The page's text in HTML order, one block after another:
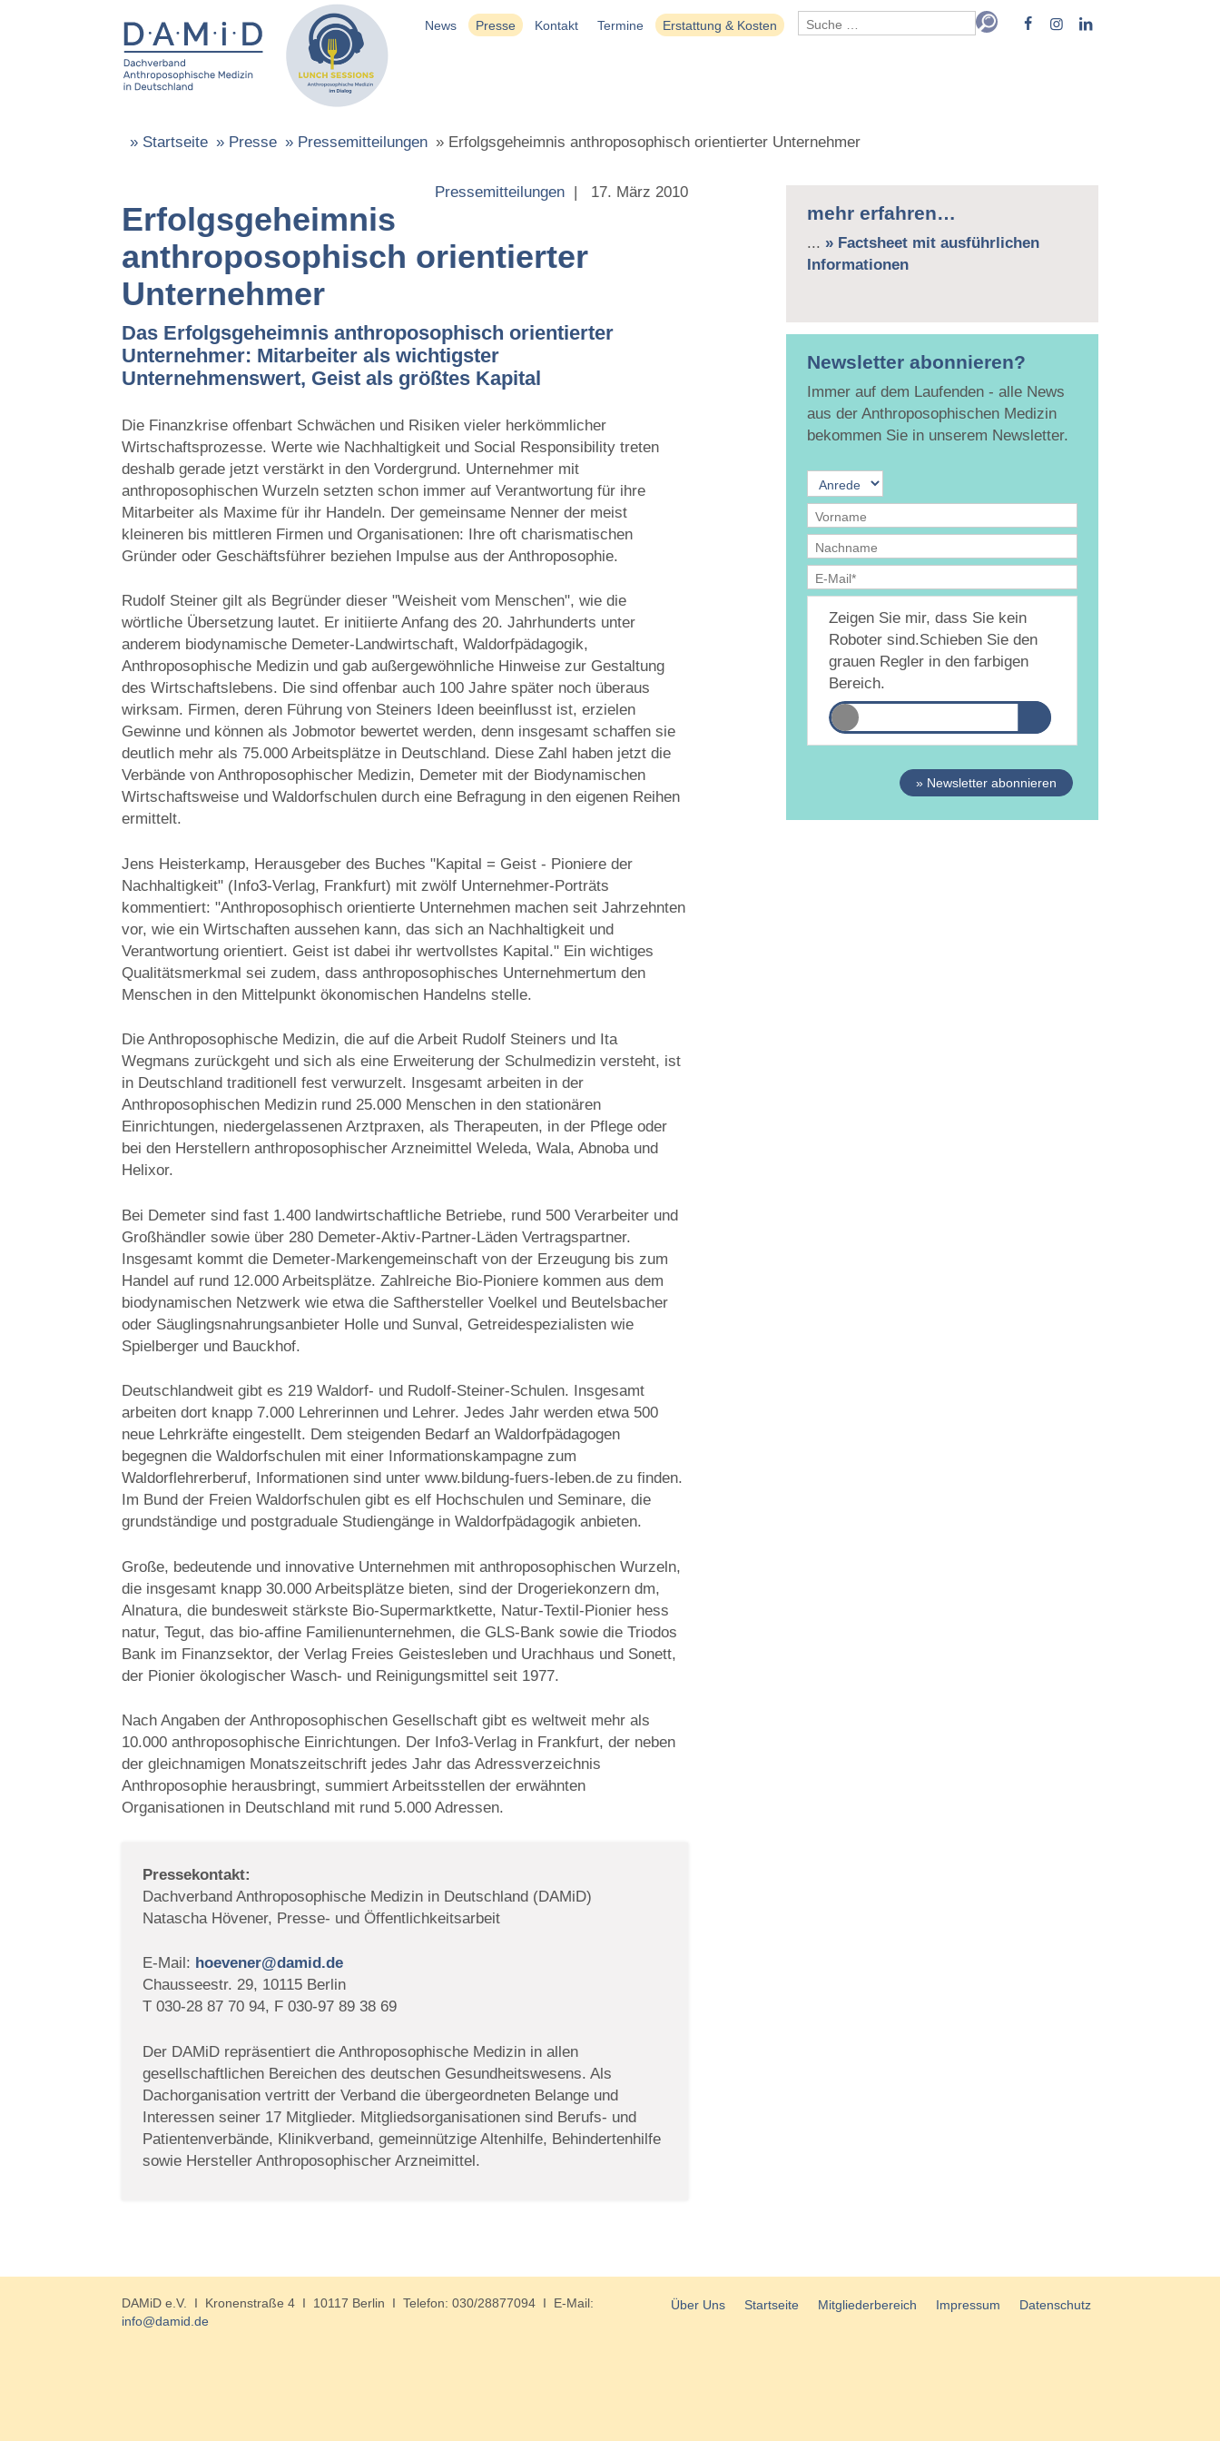
News Presse Kontakt Termine Erstattung & Kosten
» Startseite » Presse » Pressemitteilungen » Erfolgsgeheimnis anthroposophisch orientierter Unternehmer
Pressemitteilungen | 17. März 2010
Erfolgsgeheimnis
anthroposophisch orientierter
Unternehmer
Das Erfolgsgeheimnis anthroposophisch orientierter
Unternehmer: Mitarbeiter als wichtigster
Unternehmenswert, Geist als größtes Kapital
Die Finanzkrise offenbart Schwächen und Risiken vieler herkömmlicher
Wirtschaftsprozesse. Werte wie Nachhaltigkeit und Social Responsibility treten
deshalb gerade jetzt verstärkt in den Vordergrund. Unternehmer mit
anthroposophischen Wurzeln setzten schon immer auf Verantwortung für ihre
Mitarbeiter als Maxime für ihr Handeln. Der gemeinsame Nenner der meist
kleineren bis mittleren Firmen und Organisationen: Ihre oft charismatischen
Gründer oder Geschäftsführer beziehen Impulse aus der Anthroposophie.
Rudolf Steiner gilt als Begründer dieser "Weisheit vom Menschen", wie die
wörtliche Übersetzung lautet. Er initiierte Anfang des 20. Jahrhunderts unter
anderem biodynamische Demeter-Landwirtschaft, Waldorfpädagogik,
Anthroposophische Medizin und gab außergewöhnliche Hinweise zur Gestaltung
des Wirtschaftslebens. Die sind offenbar auch 100 Jahre später noch überaus
wirksam. Firmen, deren Führung von Steiners Ideen beeinflusst ist, erzielen
Gewinne und können als Jobmotor bewertet werden, denn insgesamt schaffen sie
deutlich mehr als 75.000 Arbeitsplätze in Deutschland. Diese Zahl haben jetzt die
Verbände von Anthroposophischer Medizin, Demeter mit der Biodynamischen
Wirtschaftsweise und Waldorfschulen durch eine Befragung in den eigenen Reihen
ermittelt.
Jens Heisterkamp, Herausgeber des Buches "Kapital = Geist - Pioniere der
Nachhaltigkeit" (Info3-Verlag, Frankfurt) mit zwölf Unternehmer-Porträts
kommentiert: "Anthroposophisch orientierte Unternehmen machen seit Jahrzehnten
vor, wie ein Wirtschaften aussehen kann, das sich an Nachhaltigkeit und
Verantwortung orientiert. Geist ist dabei ihr wertvollstes Kapital." Ein wichtiges
Qualitätsmerkmal sei zudem, dass anthroposophisches Unternehmertum den
Menschen in den Mittelpunkt ökonomischen Handelns stelle.
Die Anthroposophische Medizin, die auf die Arbeit Rudolf Steiners und Ita
Wegmans zurückgeht und sich als eine Erweiterung der Schulmedizin versteht, ist
in Deutschland traditionell fest verwurzelt. Insgesamt arbeiten in der
Anthroposophischen Medizin rund 25.000 Menschen in den stationären
Einrichtungen, niedergelassenen Arztpraxen, als Therapeuten, in der Pflege oder
bei den Herstellern anthroposophischer Arzneimittel Weleda, Wala, Abnoba und
Helixor.
Bei Demeter sind fast 1.400 landwirtschaftliche Betriebe, rund 500 Verarbeiter und
Großhändler sowie über 280 Demeter-Aktiv-Partner-Läden Vertragspartner.
Insgesamt kommt die Demeter-Markengemeinschaft von der Erzeugung bis zum
Handel auf rund 12.000 Arbeitsplätze. Zahlreiche Bio-Pioniere kommen aus dem
biodynamischen Netzwerk wie etwa die Safthersteller Voelkel und Beutelsbacher
oder Säuglingsnahrungsanbieter Holle und Sunval, Getreidespezialisten wie
Spielberger und Bauckhof.
Deutschlandweit gibt es 219 Waldorf- und Rudolf-Steiner-Schulen. Insgesamt
arbeiten dort knapp 7.000 Lehrerinnen und Lehrer. Jedes Jahr werden etwa 500
neue Lehrkräfte eingestellt. Dem steigenden Bedarf an Waldorfpädagogen
begegnen die Waldorfschulen mit einer Informationskampagne zum
Waldorflehrerberuf, Informationen sind unter www.bildung-fuers-leben.de zu finden.
Im Bund der Freien Waldorfschulen gibt es elf Hochschulen und Seminare, die
grundständige und postgraduale Studiengänge in Waldorfpädagogik anbieten.
Große, bedeutende und innovative Unternehmen mit anthroposophischen Wurzeln,
die insgesamt knapp 30.000 Arbeitsplätze bieten, sind der Drogeriekonzern dm,
Alnatura, die bundesweit stärkste Bio-Supermarktkette, Natur-Textil-Pionier hess
natur, Tegut, das bio-affine Familienunternehmen, die GLS-Bank sowie die Triodos
Bank im Finanzsektor, der Verlag Freies Geistesleben und Urachhaus und Sonett,
der Pionier ökologischer Wasch- und Reinigungsmittel seit 1977.
Nach Angaben der Anthroposophischen Gesellschaft gibt es weltweit mehr als
10.000 anthroposophische Einrichtungen. Der Info3-Verlag in Frankfurt, der neben
der gleichnamigen Monatszeitschrift jedes Jahr das Adressverzeichnis
Anthroposophie herausbringt, summiert Arbeitsstellen der erwähnten
Organisationen in Deutschland mit rund 5.000 Adressen.
Pressekontakt:
Dachverband Anthroposophische Medizin in Deutschland (DAMiD)
Natascha Hövener, Presse- und Öffentlichkeitsarbeit
E-Mail: hoevener@damid.de
Chausseestr. 29, 10115 Berlin
T 030-28 87 70 94, F 030-97 89 38 69
Der DAMiD repräsentiert die Anthroposophische Medizin in allen
gesellschaftlichen Bereichen des deutschen Gesundheitswesens. Als
Dachorganisation vertritt der Verband die übergeordneten Belange und
Interessen seiner 17 Mitglieder. Mitgliedsorganisationen sind Berufs- und
Patientenverbände, Klinikverband, gemeinnützige Altenhilfe, Behindertenhilfe
sowie Hersteller Anthroposophischer Arzneimittel.
mehr erfahren…
... » Factsheet mit ausführlichen
Informationen
Newsletter abonnieren?
Immer auf dem Laufenden - alle News
aus der Anthroposophischen Medizin
bekommen Sie in unserem Newsletter.
einverstanden, dass DAMiD mich per E-Mail über
Themen und Veranstaltungen informiert.
Datenschutzerklärung
Zeigen Sie mir, dass Sie kein
Roboter sind.Schieben Sie den
grauen Regler in den farbigen
Bereich.
» Newsletter abonnieren
Über Uns Startseite Mitgliederbereich Impressum Datenschutz
DAMiD e.V. I Kronenstraße 4 I 10117 Berlin I Telefon: 030/28877094 I E-Mail:
info@damid.de